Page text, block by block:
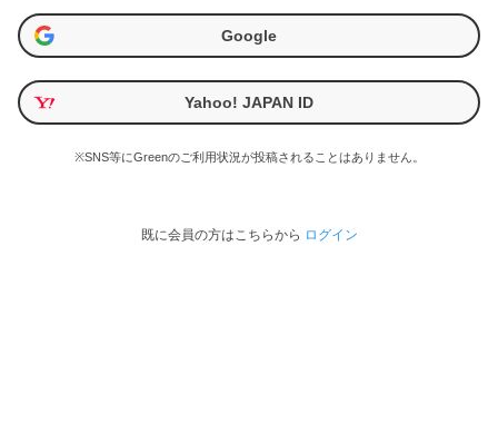
Google
Yahoo! JAPAN ID
※SNS等にGreenのご利用状況が投稿されることはありません。
既に会員の方はこちらから ログイン